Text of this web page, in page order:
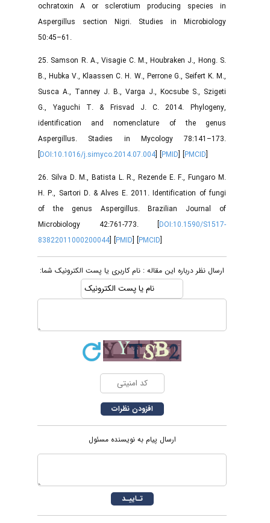
ochratoxin A or sclerotium producing species in
Aspergillus section Nigri. Studies in Microbiology
50:45–61.
25. Samson R. A., Visagie C. M., Houbraken J., Hong. S.
B., Hubka V., Klaassen C. H. W., Perrone G., Seifert K. M.,
Susca A., Tanney J. B., Varga J., Kocsube S., Szigeti
G., Yaguchi T. & Frisvad J. C. 2014. Phylogeny,
identification and nomenclature of the genus
Aspergillus. Stadies in Mycology 78:141–173.
[DOI:10.1016/j.simyco.2014.07.004] [PMID] [PMCID
26. Silva D. M., Batista L. R., Rezende E. F., Fungaro M.
H. P., Sartori D. & Alves E. 2011. Identification of fungi
of the genus Aspergillus. Brazilian Journal of
Microbiology 42:761-773. [DOI:10.1590/S1517-
83822011000200044] [PMID] [PMCID
ارسال نظر درباره این مقاله : نام کاربری یا پست الکترونیک شما:
ارسال پیام به نویسنده مسئول